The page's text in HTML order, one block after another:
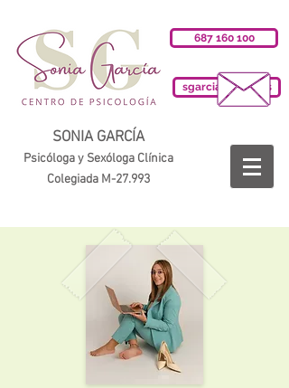
687 160 100
sgarciab@cop.es
SONIA GARCÍA
Psicóloga y Sexóloga Clínica
Colegiada M-27.993